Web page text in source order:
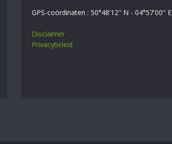
GPS-coördinaten : 50°48'12" N - 04°57'00" E
Disclaimer
Privacybeleid